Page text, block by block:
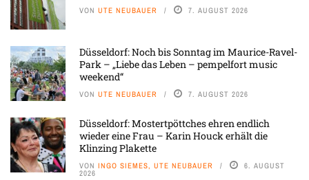
VON UTE NEUBAUER 7. AUGUST 2026
Düsseldorf: Noch bis Sonntag im Maurice-Ravel-
Park – „Liebe das Leben – pempelfort music
weekend“
VON UTE NEUBAUER 7. AUGUST 2026
Düsseldorf: Mostertpöttches ehren endlich
wieder eine Frau – Karin Houck erhält die
Klinzing Plakette
VON INGO SIEMES, UTE NEUBAUER 6. AUGUST
2026